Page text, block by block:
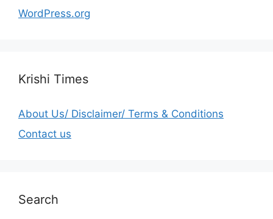
WordPress.org
Krishi Times
About Us/ Disclaimer/ Terms & Conditions
Contact us
Search